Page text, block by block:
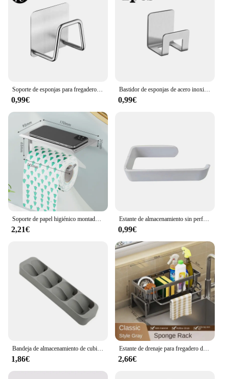
while the included cable management system helps
maintain a clutter-free workspace. This charger
stand is an essential addition to any collection of
charging equipment, offering both wholesale
vendors and individual users the reliability and
convenience they need for their charging needs.
Soporte de esponjas para fregadero de cocina de acero inoxidable, escurridor autoadhesivo, estante de secado, ganchos de pared para el hogar, organizador de almacenamiento, 1-6 uds.
0,99€
Bastidor de esponjas de acero inoxidable para cocina, soporte autoadhesivo para secado de fregadero, gancho de almacenamiento, accesorios para fregadero
0,99€
Soporte de papel higiénico montado en la pared, soporte de papel higiénico de aleación de aluminio, estante de pañuelos, soporte de papel higiénico, accesorios de baño
2,21€
Estante de almacenamiento sin perforación para cocina, soporte de toalla para pared, accesorio para mejora del hogar, soporte de tejido
0,99€
Bandeja de almacenamiento de cubiertos para cajón de cocina, soporte para cuchillos, cuchara, tenedores, organizador de vajilla, contenedor para botellas de especias, estante de bloque para cuchillos
1,86€
Estante de drenaje para fregadero de cocina, organizador de plástico ABS, autodrenaje, soporte para esponja y jabón, toallero, cesta de filtro
2,66€